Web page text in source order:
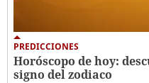
PREDICCIONES
Horóscopo de hoy:
signo del zodiaco